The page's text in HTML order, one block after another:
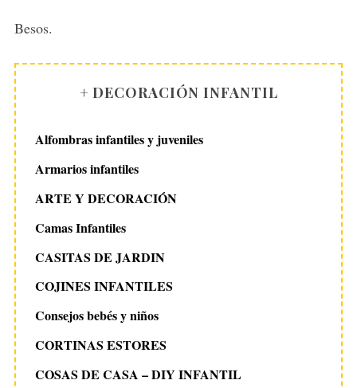
Besos.
+ DECORACIÓN INFANTIL
Alfombras infantiles y juveniles
Armarios infantiles
ARTE Y DECORACIÓN
Camas Infantiles
CASITAS DE JARDIN
COJINES INFANTILES
Consejos bebés y niños
CORTINAS ESTORES
COSAS DE CASA – DIY INFANTIL